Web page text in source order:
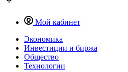
Мой кабинет
Экономика
Инвестиции и биржа
Общество
Технологии